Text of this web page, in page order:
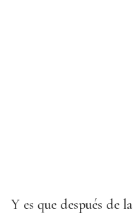
Y es que después de la